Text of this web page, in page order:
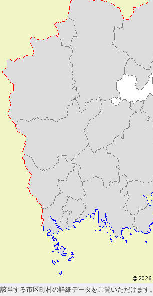
当する市区町村の詳細データをご覧いただけます。